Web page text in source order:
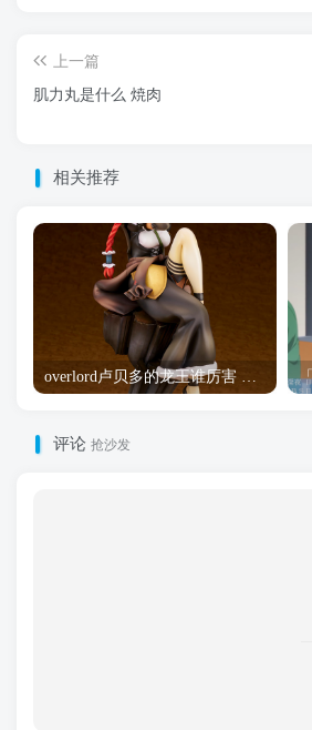
上一篇
肌力丸是什么 焼肉
相关推荐
overlord卢贝多的龙王谁厉害 「Overlord」露普斯蕾琪娜·贝塔手办开订
评论 抢沙发